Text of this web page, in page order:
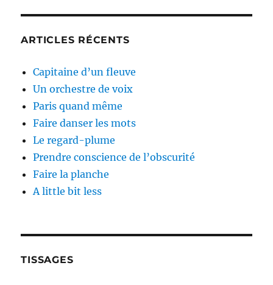
ARTICLES RÉCENTS
Capitaine d’un fleuve
Un orchestre de voix
Paris quand même
Faire danser les mots
Le regard-plume
Prendre conscience de l’obscurité
Faire la planche
A little bit less
TISSAGES